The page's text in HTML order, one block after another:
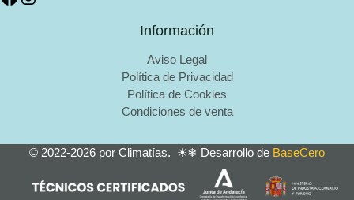
Información
Aviso Legal
Política de Privacidad
Política de Cookies
Condiciones de venta
© 2022-2026 por Climatías. ☀❄ Desarrollo de BaseCero